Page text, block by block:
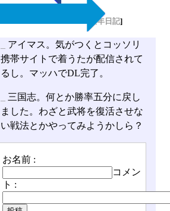
（Thu）
長年日記]
アイマス。気がつくとコッソリ
携帯サイトで着うたが配信されて
るし。マッハでDL完了。
三国志。何とか勝率五分に戻し
ました。わざと武将を復活させな
い戦法とかやってみようかしら？
お名前 :
コメン
ト :